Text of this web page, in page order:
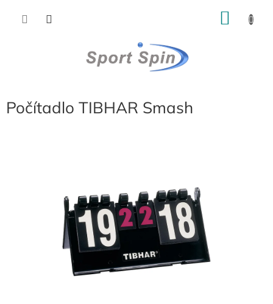
Počítadlo TIBHAR Smash